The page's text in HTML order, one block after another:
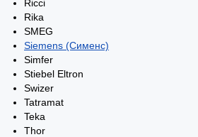
Ricci
Rika
SMEG
Siemens (Сименс)
Simfer
Stiebel Eltron
Swizer
Tatramat
Teka
Thor